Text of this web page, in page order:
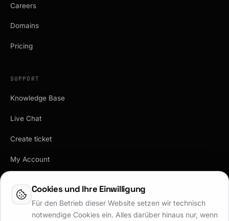
Careers
Domains
Pricing
SUPPORT
Knowledge Base
Live Chat
Create ticket
My Account
Vertrag kündigen
Cookies und Ihre Einwilligung
Für den Betrieb dieser Website setzen wir technisch
notwendige Cookies ein. Alles darüber hinaus nur, wenn